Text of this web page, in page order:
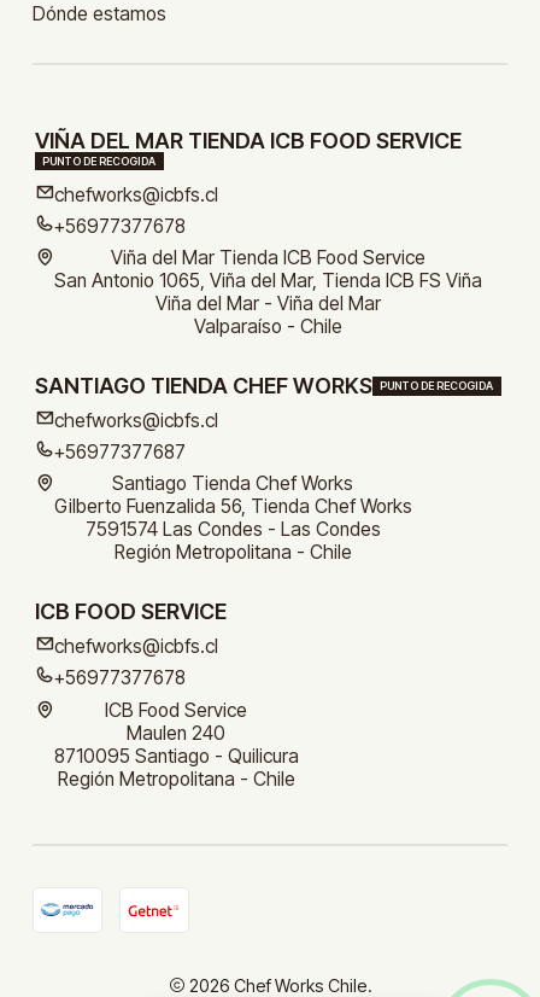
Dónde estamos
VIÑA DEL MAR TIENDA ICB FOOD SERVICE
PUNTO DE RECOGIDA
chefworks@icbfs.cl
+56977377678
Viña del Mar Tienda ICB Food Service
San Antonio 1065, Viña del Mar, Tienda ICB FS Viña
Viña del Mar - Viña del Mar
Valparaíso - Chile
SANTIAGO TIENDA CHEF WORKS PUNTO DE RECOGIDA
chefworks@icbfs.cl
+56977377687
Santiago Tienda Chef Works
Gilberto Fuenzalida 56, Tienda Chef Works
7591574 Las Condes - Las Condes
Región Metropolitana - Chile
ICB FOOD SERVICE
chefworks@icbfs.cl
+56977377678
ICB Food Service
Maulen 240
8710095 Santiago - Quilicura
Región Metropolitana - Chile
2026 Chef Works Chile.